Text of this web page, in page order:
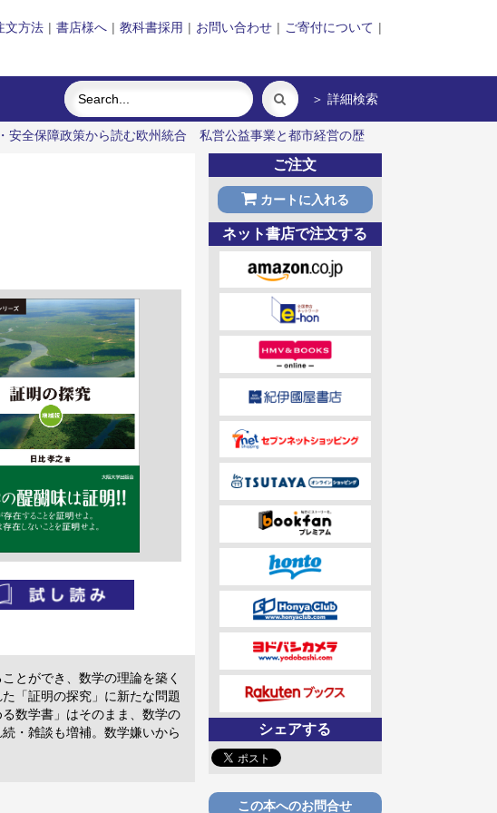
文方法 | 書店様へ | 教科書採用 | お問い合わせ | ご寄付について |
＞ 詳細検索
安全保障政策から読む欧州統合
私営公益事業と都市経営の歴
とができ、数学の理論を築く
「証明の探究」に新たな問題
数学書」はそのまま、数学の
・雑談も増補。数学嫌いから
ご注文
カートに入れる
ネット書店で注文する
シェアする
この本へのお問合せ